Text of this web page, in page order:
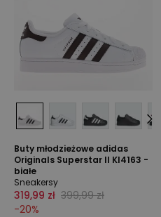
Buty młodzieżowe adidas
Originals Superstar II KI4163 -
białe
Sneakersy
319,99 zł 399,99 zł
-20%